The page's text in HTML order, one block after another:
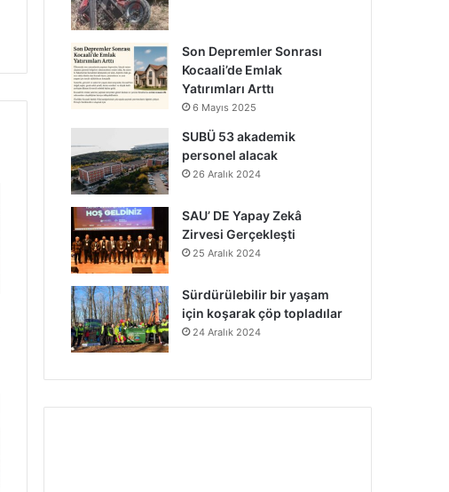
Son Depremler Sonrası
Kocaali’de Emlak
Yatırımları Arttı
6 Mayıs 2025
SUBÜ 53 akademik
personel alacak
26 Aralık 2024
SAU’ DE Yapay Zekâ
Zirvesi Gerçekleşti
25 Aralık 2024
Sürdürülebilir bir yaşam
için koşarak çöp topladılar
24 Aralık 2024